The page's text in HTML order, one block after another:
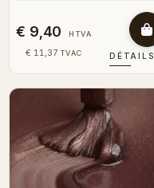
€ 9,40 HTVA
€ 11,37 TVAC DÉTAILS